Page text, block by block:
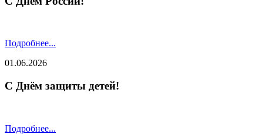
Подробнее...
01.06.2026
С Днём защиты детей!
Подробнее...